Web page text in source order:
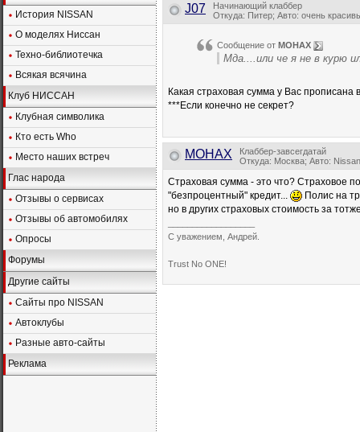
История NISSAN
О моделях Ниссан
Техно-библиотечка
Всякая всячина
Клуб НИССАН
Клубная символика
Кто есть Who
Место наших встреч
Глас народа
Отзывы о сервисах
Отзывы об автомобилях
Опросы
Форумы
Другие сайты
Сайты про NISSAN
Автоклубы
Разные авто-сайты
Реклама
J07
Начинающий клаббер
Откуда: Питер; Авто: очень
Сообщение от MOHAX
Мда....или че я не в курю
Какая страховая сумма у Вас
***Если конечно не секрет?
MOHAX
Клаббер-завсегдатай
Откуда: Москва; Авто:
Страховая сумма - это что? Страховое
"безпроцентный" кредит...
Полис на
но в других страховых стоимость за
С уважением, Андрей.
Trust No ONE!